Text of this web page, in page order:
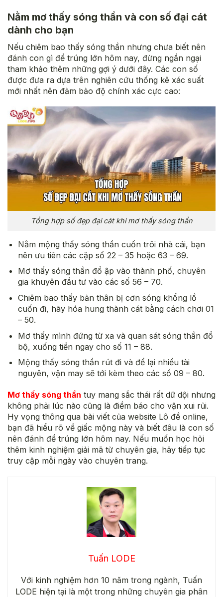
Nằm mơ thấy sóng thần và con số đại cát
dành cho bạn
Nếu chiêm bao thấy sóng thần nhưng chưa biết nên
đánh con gì để trúng lớn hôm nay, đừng ngần ngại
tham khảo thêm những gợi ý dưới đây. Các con số
được đưa ra dựa trên nghiên cứu thống kê xác suất
mới nhất nên đảm bảo độ chính xác cực cao:
Tổng hợp số đẹp đại cát khi mơ thấy sóng thần
Nằm mộng thấy sóng thần cuốn trôi nhà cái, bạn
nên ưu tiên các cặp số 22 – 35 hoặc 63 – 69.
Mơ thấy sóng thần đổ ập vào thành phố, chuyên
gia khuyên đầu tư vào các số 56 – 70.
Chiêm bao thấy bản thân bị cơn sóng khổng lồ
cuốn đi, hãy hóa hung thành cát bằng cách chơi 01
– 50.
Mơ thấy mình đứng từ xa và quan sát sóng thần đổ
bộ, xuống tiền ngay cho số 11 – 88.
Mộng thấy sóng thần rút đi và để lại nhiều tài
nguyên, vận may sẽ tới kèm theo các số 09 – 80.
Mơ thấy sóng thần tuy mang sắc thái rất dữ dội nhưng
không phải lúc nào cũng là điềm báo cho vận xui rủi.
Hy vọng thông qua bài viết của website Lô đề online,
bạn đã hiểu rõ về giấc mộng này và biết đâu là con số
nên đánh để trúng lớn hôm nay. Nếu muốn học hỏi
thêm kinh nghiệm giải mã từ chuyên gia, hãy tiếp tục
truy cập mỗi ngày vào chuyên trang.
Tuấn LODE
Với kinh nghiệm hơn 10 năm trong ngành, Tuấn
LODE hiện tại là một trong những chuyên gia phân